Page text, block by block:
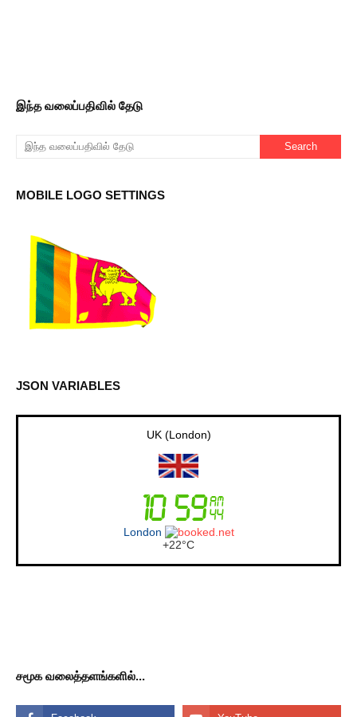
இந்த வலைப்பதிவில் தேடு
MOBILE LOGO SETTINGS
JSON VARIABLES
Australia (Sydney)
Sydney
+18°C
சமூக வலைத்தளங்களில்...